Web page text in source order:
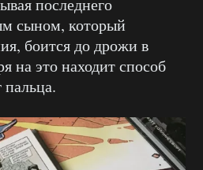
последнего
сыном, который
боится до дрожи в
на это находит способ
пальца.